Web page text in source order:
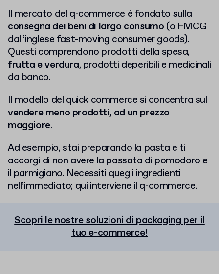
Il mercato del q-commerce è fondato sulla
consegna dei beni di largo consumo (o FMCG
dall’inglese fast-moving consumer goods).
Questi comprendono prodotti della spesa,
frutta e verdura, prodotti deperibili e medicinali
da banco.
Il modello del quick commerce si concentra sul
vendere meno prodotti, ad un prezzo
maggiore.
Ad esempio, stai preparando la pasta e ti
accorgi di non avere la passata di pomodoro e
il parmigiano. Necessiti quegli ingredienti
nell’immediato; qui interviene il q-commerce.
Scopri le nostre soluzioni di packaging per il
tuo e-commerce!